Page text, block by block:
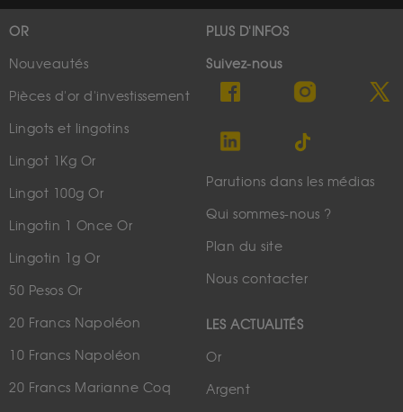
OR
Nouveautés
Pièces d'or d'investissement
Lingots et lingotins
Lingot 1Kg Or
Lingot 100g Or
Lingotin 1 Once Or
Lingotin 1g Or
50 Pesos Or
20 Francs Napoléon
10 Francs Napoléon
20 Francs Marianne Coq
PLUS D'INFOS
Suivez-nous
Parutions dans les médias
Qui sommes-nous ?
Plan du site
Nous contacter
LES ACTUALITÉS
Or
Argent